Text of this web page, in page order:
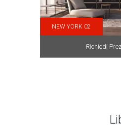
NEW YORK 02
Richiedi